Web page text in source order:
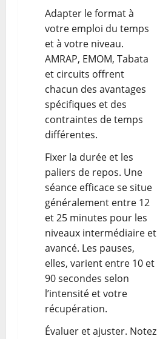
Adapter le format à
votre emploi du temps
et à votre niveau.
AMRAP, EMOM, Tabata
et circuits offrent
chacun des avantages
spécifiques et des
contraintes de temps
différentes.
Fixer la durée et les
paliers de repos. Une
séance efficace se situe
généralement entre 12
et 25 minutes pour les
niveaux intermédiaire et
avancé. Les pauses,
elles, varient entre 10 et
90 secondes selon
l’intensité et votre
récupération.
Évaluer et ajuster. Notez